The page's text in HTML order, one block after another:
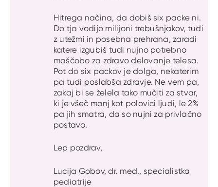
Hitrega načina, da dobiš six packe ni.
Do tja vodijo milijoni trebušnjakov, tudi
z utežmi in posebna prehrana, zaradi
katere izgubiš tudi nujno potrebno
maščobo za zdravo delovanje telesa.
Pot do six packov je dolga, nekaterim
pa tudi poslabša zdravje. Ne vem pa,
zakaj bi se želela tako mučiti za stvar,
ki je všeč manj kot polovici ljudi, le 2%
pa jih smatra, da so nujni za privlačno
postavo.
Lep pozdrav,
Lucija Gobov, dr. med., specialistka
pediatrije